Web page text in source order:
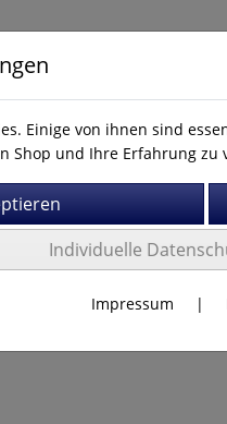
Einige von ihnen sind
Shop und Ihre Erfahrung zu
Individuelle
Impressum |